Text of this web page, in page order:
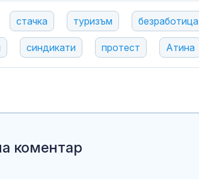
стачка туризъм безработица
синдикати протест Атина
коментар